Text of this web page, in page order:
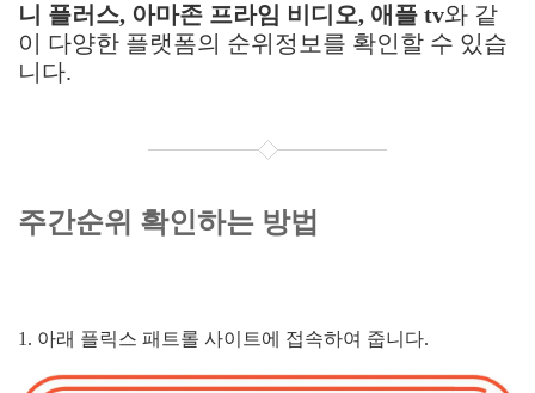
니 플러스, 아마존 프라임 비디오, 애플 tv와 같
이 다양한 플랫폼의 순위정보를 확인할 수 있습
니다.
주간순위 확인하는 방법
1. 아래 플릭스 패트롤 사이트에 접속하여 줍니다.